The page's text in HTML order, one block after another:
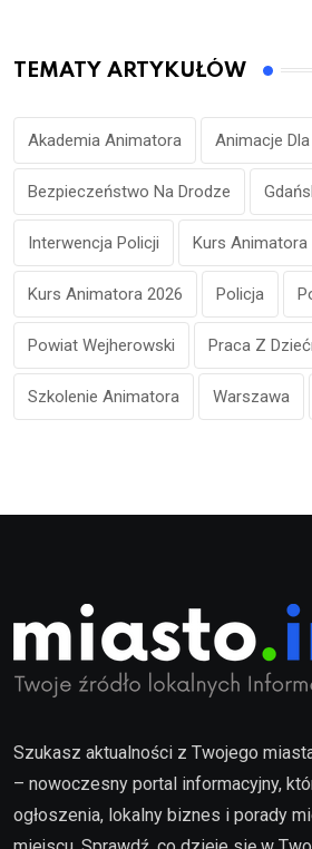
TEMATY ARTYKUŁÓW
Akademia Animatora Animacje
Bezpieczeństwo Na Drodze
Interwencja Policji Kurs Animatora
Kurs Animatora 2026 Policja
Powiat Wejherowski Praca Z
Szkolenie Animatora Warszawa
Szukasz aktualności z Twojego
– nowoczesny portal informacyjny,
ogłoszenia, lokalny biznes i porady